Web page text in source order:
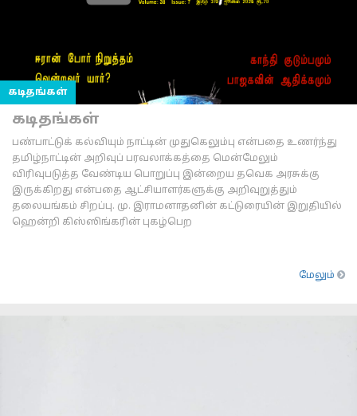
கடிதங்கள்
கடிதங்கள்
பண்பாட்டுக் கல்வியும் நாட்டின் முதுகெலும்பு என்பதை உணர்ந்து
தமிழ்நாட்டின் அறிவுப் பரவலாக்கத்தை மென்மேலும்
விரிவுபடுத்த வேண்டிய பொறுப்பு இன்றைய தவெக அரசுக்கு
இருக்கிறது என்பதை ஆட்சியாளர்களுக்கு அறிவுறுத்தும்
தலையங்கம் சிறப்பு. மு. இராமனாதனின் கட்டுரையின் இறுதியில்
ஹென்றி கிஸ்ஸிங்கரின் புகழ்பெற
மேலும்